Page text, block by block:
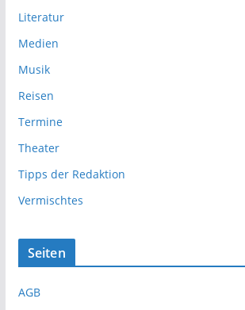
Literatur
Medien
Musik
Reisen
Termine
Theater
Tipps der Redaktion
Vermischtes
Seiten
AGB